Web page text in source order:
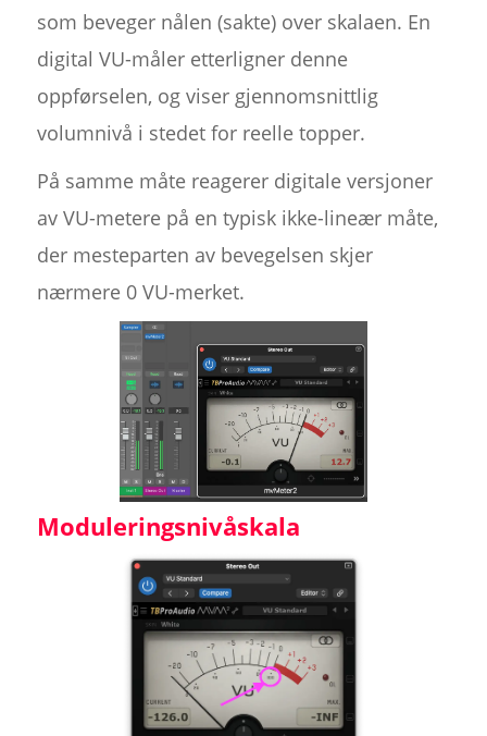
som beveger nålen (sakte) over skalaen. En
digital VU-måler etterligner denne
oppførselen, og viser gjennomsnittlig
volumnivå i stedet for reelle topper.
På samme måte reagerer digitale versjoner
av VU-metere på en typisk ikke-lineær måte,
der mesteparten av bevegelsen skjer
nærmere 0 VU-merket.
Moduleringsnivåskala